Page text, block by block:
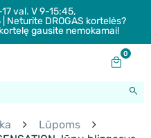
val. V 9-15:45,
Neturite DROGAS kortelės?
gausite nemokamai!
0
Lūpoms